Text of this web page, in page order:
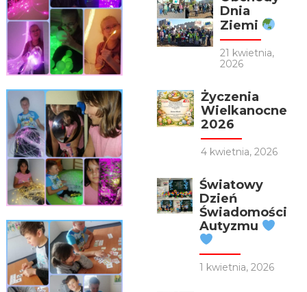
Dnia
Ziemi
21 kwietnia,
2026
Życzenia
Wielkanocne
2026
4 kwietnia, 2026
Światowy
Dzień
Świadomości
Autyzmu
1 kwietnia, 2026